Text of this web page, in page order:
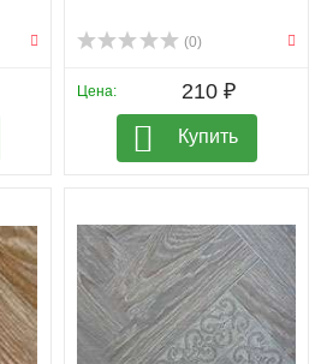
(0)
Цена: 210 ₽
Купить